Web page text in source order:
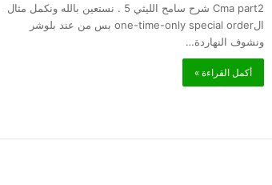
Cma part2 شرح سامح الليثي 5 . نستعين بالله ونكمل مثال
الone-time-only special order بس من عند بلوشر
ونشوف النهاردة…
أكمل القراءة »